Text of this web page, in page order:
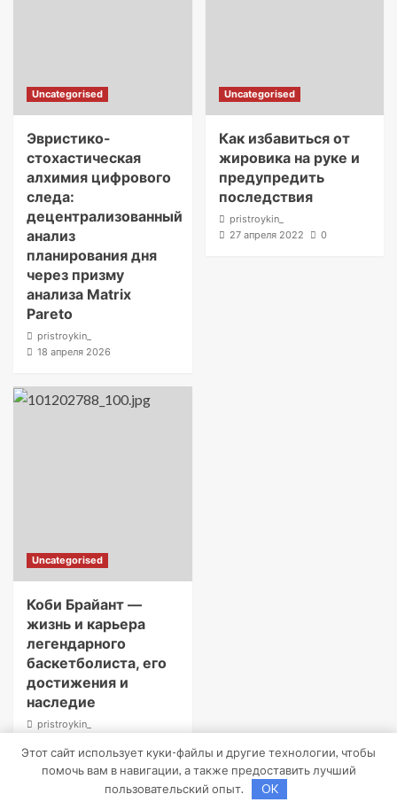
Uncategorised
Эвристико-
стохастическая
алхимия цифрового
следа:
децентрализованный
анализ
планирования дня
через призму
анализа Matrix
Pareto
pristroykin_
18 апреля 2026
Uncategorised
Как избавиться от
жировика на руке и
предупредить
последствия
pristroykin_
27 апреля 2022
0
Uncategorised
Коби Брайант —
жизнь и карьера
легендарного
баскетболиста, его
достижения и
наследие
pristroykin_
Этот сайт использует куки-файлы и другие технологии, чтобы
помочь вам в навигации, а также предоставить лучший
пользовательский опыт.
OK